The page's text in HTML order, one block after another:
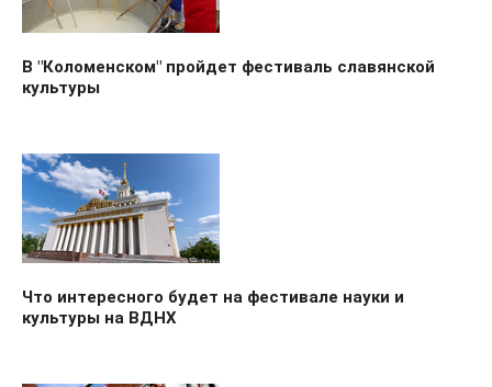
В "Коломенском" пройдет фестиваль славянской
культуры
Что интересного будет на фестивале науки и
культуры на ВДНХ